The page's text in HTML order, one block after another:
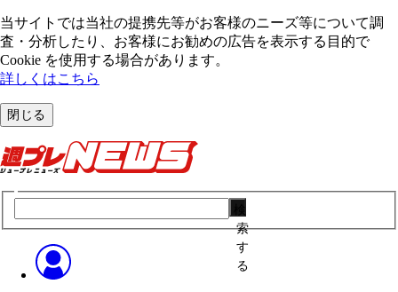
当サイトでは当社の提携先等がお客様のニーズ等について調
査・分析したり、お客様にお勧めの広告を表⽰する⽬的で
Cookie を使⽤する場合があります。
詳しくはこちら
閉じる
索
す
る